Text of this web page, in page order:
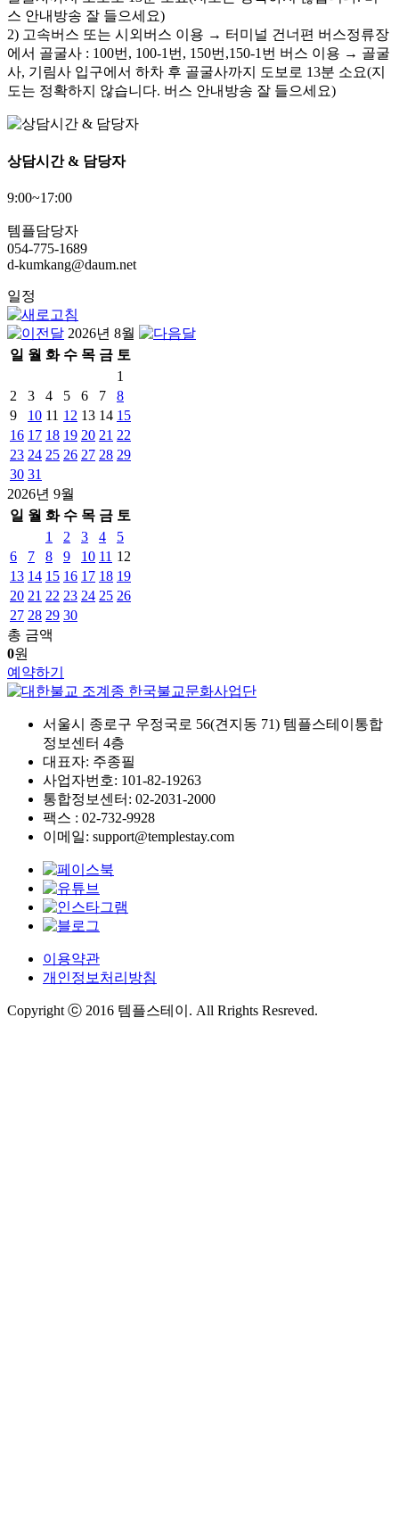
스 안내방송 잘 들으세요)
2) 고속버스 또는 시외버스 이용 → 터미널 건너편 버스정류장
에서 골굴사 : 100번, 100-1번, 150번,150-1번 버스 이용 → 골굴
사, 기림사 입구에서 하차 후 골굴사까지 도보로 13분 소요(지
도는 정확하지 않습니다. 버스 안내방송 잘 들으세요)
상담시간 & 담당자
9:00~17:00
템플담당자
054-775-1689
d-kumkang@daum.net
일정
2026년 8월
일 월 화 수 목 금 토
1
2
3 4 5 6 7
8
9
10 11 12 13 14 15
16 17 18 19 20 21 22
23 24 25 26 27 28 29
30 31
2026년 9월
일 월 화 수 목 금 토
1
2 3 4
5
6
7 8 9 10 11 12
13 14 15 16 17 18 19
20 21 22 23 24 25 26
27 28 29 30
총 금액
0원
예약하기
서울시 종로구 우정국로 56(견지동 71) 템플스테이통합
정보센터 4층
대표자: 주종필
사업자번호: 101-82-19263
통합정보센터: 02-2031-2000
팩스 : 02-732-9928
이메일: support@templestay.com
이용약관
개인정보처리방침
Copyright ⓒ 2016 템플스테이. All Rrights Resreved.